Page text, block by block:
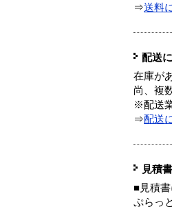
⇒送料
配送
在庫が
尚、複
※配送
⇒配送
見積
■見積
ぷらっ